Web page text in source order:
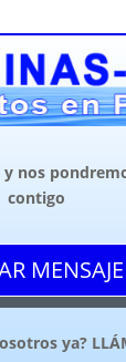
y nos
contigo
MENSAJE
ya?